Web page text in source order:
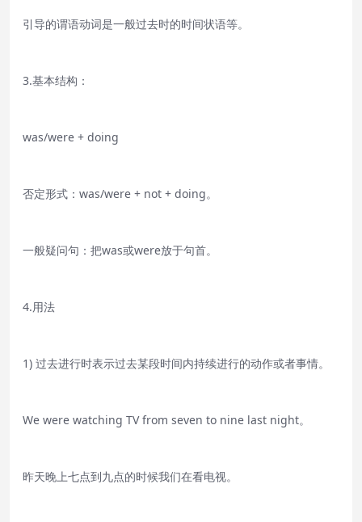
引导的谓语动词是一般过去时的时间状语等。
3.基本结构：
was/were + doing
否定形式：was/were + not + doing。
一般疑问句：把was或were放于句首。
4.用法
1) 过去进行时表示过去某段时间内持续进行的动作或者事情。
We were watching TV from seven to nine last night。
昨天晚上七点到九点的时候我们在看电视。